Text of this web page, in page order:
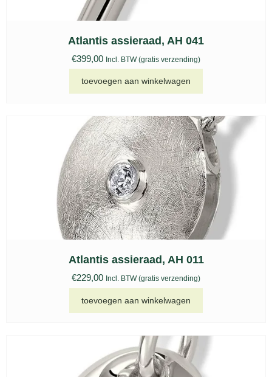
Atlantis assieraad, AH 041
€399,00 Incl. BTW (gratis verzending)
toevoegen aan winkelwagen
Atlantis assieraad, AH 011
€229,00 Incl. BTW (gratis verzending)
toevoegen aan winkelwagen